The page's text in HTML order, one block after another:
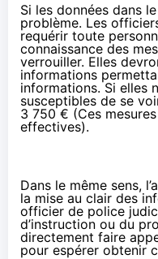
Si les données dans
problème. Les
requérir toute
connaissance des
verrouiller. Elles
informations
informations. Si elles
susceptibles de se
3 750 € (Ces
effectives).
Dans le même sens,
la mise au clair des
officier de police
d’instruction ou du
directement faire
pour espérer obtenir